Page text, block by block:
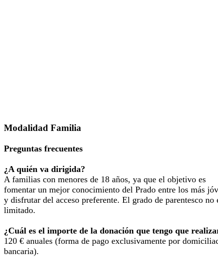
Modalidad Familia
Preguntas frecuentes
¿A quién va dirigida?
A familias con menores de 18 años, ya que el objetivo es
fomentar un mejor conocimiento del Prado entre los más
y disfrutar del acceso preferente. El grado de parentesco no
limitado.
¿Cuál es el importe de la donación que tengo que
120 € anuales (forma de pago exclusivamente por
bancaria).